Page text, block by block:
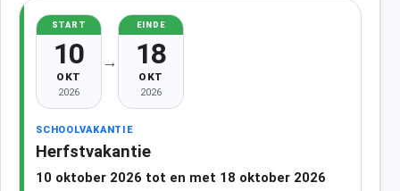
START
10
OKT
2026
→
EINDE
18
OKT
2026
SCHOOLVAKANTIE
Herfstvakantie
10 oktober 2026 tot en met 18 oktober 2026